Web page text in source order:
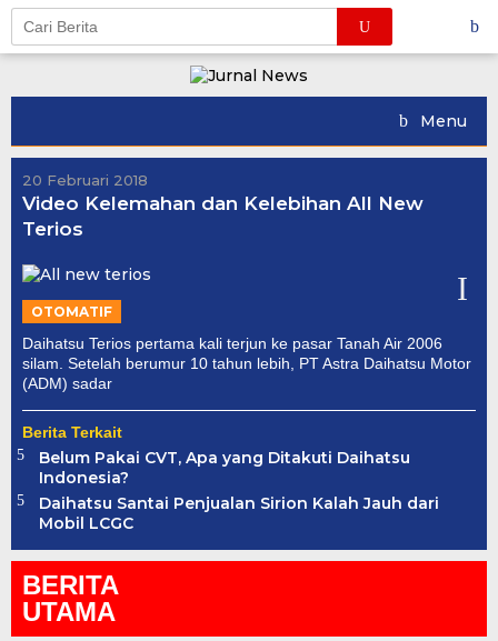
Skip
content
Menu
20 Februari 2018
Video Kelemahan dan Kelebihan All New
Terios
OTOMATIF
Daihatsu Terios pertama kali terjun ke pasar Tanah Air 2006
silam. Setelah berumur 10 tahun lebih, PT Astra Daihatsu Motor
(ADM) sadar
Berita Terkait
Belum Pakai CVT, Apa yang Ditakuti Daihatsu
Indonesia?
Daihatsu Santai Penjualan Sirion Kalah Jauh dari
Mobil LCGC
BERITA
UTAMA